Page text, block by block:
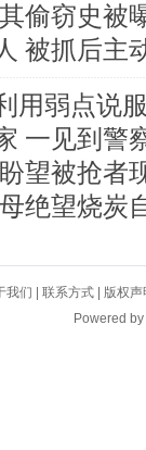
偷窃史被
被抓后主
用弱点说
一见到警
望被抢者
绝望烧炭
我们 联系方式
版权声
Powered by